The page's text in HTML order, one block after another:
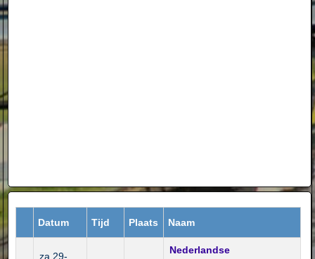
Datum Tijd Plaats Naam
za 29-
Nederlandse